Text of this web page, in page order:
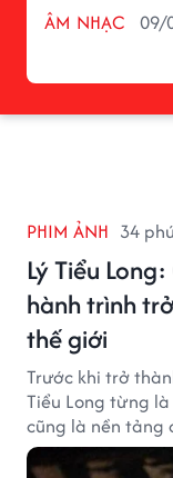
ÂM NHẠC 09/
PHIM ẢNH 34
Lý Tiểu
hành trình
thế giới
Trước khi trở
Tiểu Long từng
cũng là nền tảng